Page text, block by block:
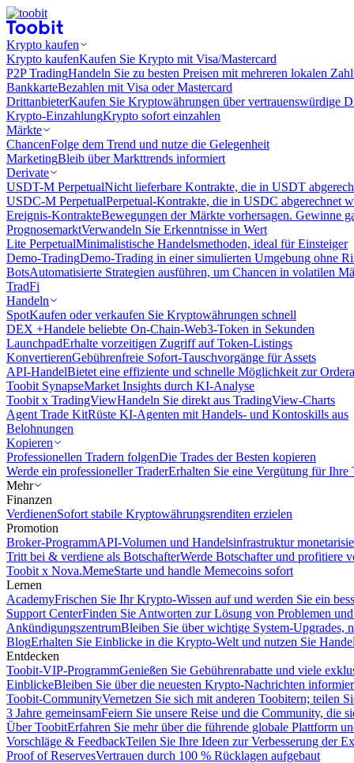
Krypto kaufen
Krypto kaufenKaufen Sie Krypto mit Visa/Mastercard
P2P TradingHandeln Sie zu besten Preisen mit mehreren lokalen
BankkarteBezahlen mit Visa oder Mastercard
DrittanbieterKaufen Sie Kryptowährungen über vertrauenswürdige
Krypto-EinzahlungKrypto sofort einzahlen
Märkte
ChancenFolge dem Trend und nutze die Gelegenheit
MarketingBleib über Markttrends informiert
Derivate
USDT-M PerpetualNicht lieferbare Kontrakte, die in USDT
USDC-M PerpetualPerpetual-Kontrakte, die in USDC abgerechnet
Ereignis-KontrakteBewegungen der Märkte vorhersagen. Gewinne
PrognosemarktVerwandeln Sie Erkenntnisse in Wert
Lite PerpetualMinimalistische Handelsmethoden, ideal für Einsteiger
Demo-TradingDemo-Trading in einer simulierten Umgebung ohne
BotsAutomatisierte Strategien ausführen, um Chancen in volatilen
TradFi
Handeln
SpotKaufen oder verkaufen Sie Kryptowährungen schnell
DEX +Handele beliebte On-Chain-Web3-Token in Sekunden
LaunchpadErhalte vorzeitigen Zugriff auf Token-Listings
KonvertierenGebührenfreie Sofort-Tauschvorgänge für Assets
API-HandelBietet eine effiziente und schnelle Möglichkeit zur
Toobit SynapseMarket Insights durch KI-Analyse
Toobit x TradingViewHandeln Sie direkt aus TradingView-Charts
Agent Trade KitRüste KI-Agenten mit Handels- und Kontoskills aus
Belohnungen
Kopieren
Professionellen Tradern folgenDie Trades der Besten kopieren
Werde ein professioneller TraderErhalten Sie eine Vergütung für Ihre
Mehr
Finanzen
VerdienenSofort stabile Kryptowährungsrenditen erzielen
Promotion
Broker-ProgrammAPI-Volumen und Handelsinfrastruktur
Tritt bei & verdiene als BotschafterWerde Botschafter und profitiere
Toobit x Nova.MemeStarte und handle Memecoins sofort
Lernen
AcademyFrischen Sie Ihr Krypto-Wissen auf und werden Sie ein
Support CenterFinden Sie Antworten zur Lösung von Problemen
AnkündigungszentrumBleiben Sie über wichtige System-Upgrades,
BlogErhalten Sie Einblicke in die Krypto-Welt und nutzen Sie
Entdecken
Toobit-VIP-ProgrammGenießen Sie Gebührenrabatte und viele
EinblickeBleiben Sie über die neuesten Krypto-Nachrichten
Toobit-CommunityVernetzen Sie sich mit anderen Toobitern; teilen
3 Jahre gemeinsamFeiern Sie unsere Reise und die Community, die
Über ToobitErfahren Sie mehr über die führende globale Plattform
Vorschläge & FeedbackTeilen Sie Ihre Ideen zur Verbesserung der
Proof of ReservesVertrauen durch 100 % Rücklagen aufgebaut